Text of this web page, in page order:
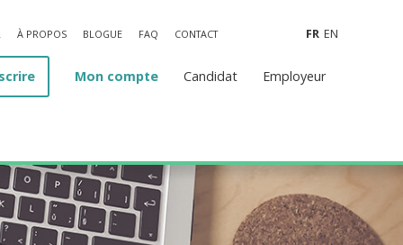
À PROPOS BLOGUE FAQ CONTACT FR EN
Mon compte Candidat Employeur